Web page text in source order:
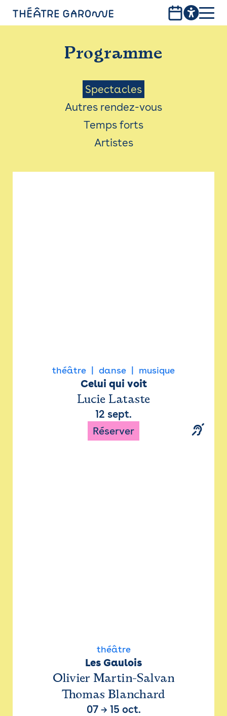
PROGRAMME
INFOS PRATIQUES
AVEC LES PUBLICS
ACCESSIBILITÉ
LES PRODUCTIONS
Programme
Menu
Saison
Spectacles
Autres rendez-vous
Temps forts
Artistes
théâtre danse musique
Celui qui voit
Lucie Lataste
12 sept.
Réserver
théâtre
Les Gaulois
Olivier Martin-Salvan
Thomas Blanchard
07→ 15 oct.